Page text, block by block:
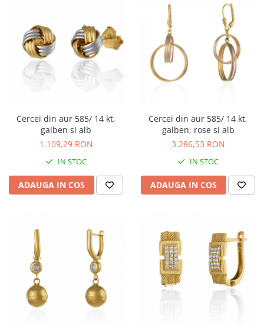
Cercei din aur 585/ 14 kt,
galben si alb
1.109,29 RON
IN STOC
ADAUGA IN COS
Cercei din aur 585/ 14 kt,
galben, rose si alb
3.286,53 RON
IN STOC
ADAUGA IN COS